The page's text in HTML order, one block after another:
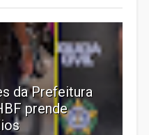
da Prefeitura
prende